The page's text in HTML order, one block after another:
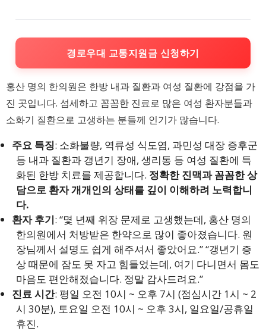
경로우대 교통지원금 신청하기
홍산 명의 한의원은 한방 내과 질환과 여성 질환에 강점을 가
진 곳입니다. 섬세하고 꼼꼼한 진료로 많은 여성 환자분들과
소화기 질환으로 고생하는 분들께 인기가 많습니다.
주요 특징: 소화불량, 역류성 식도염, 과민성 대장 증후군
등 내과 질환과 갱년기 장애, 생리통 등 여성 질환에 특
화된 한방 치료를 제공합니다. 정확한 진맥과 꼼꼼한 상
담으로 환자 개개인의 상태를 깊이 이해하려 노력합니
다.
환자 후기: “몇 년째 위장 문제로 고생했는데, 홍산 명의
한의원에서 처방받은 한약으로 많이 좋아졌습니다. 원
장님께서 설명도 쉽게 해주셔서 좋았어요.” “갱년기 증
상 때문에 잠도 못 자고 힘들었는데, 여기 다니면서 몸도
마음도 편안해졌습니다. 정말 감사드려요.”
진료 시간: 평일 오전 10시 ~ 오후 7시 (점심시간 1시 ~ 2
시 30분), 토요일 오전 10시 ~ 오후 3시, 일요일/공휴일
휴진.